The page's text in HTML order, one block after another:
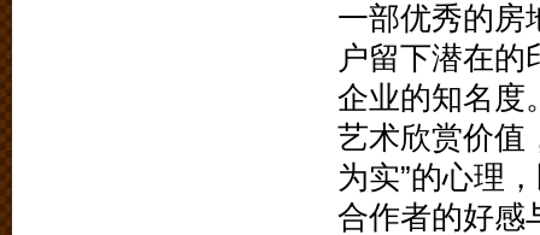
一部优秀的房
户留下潜在
企业的知名度
艺术欣赏价值
为实”的心理
合作者的好感